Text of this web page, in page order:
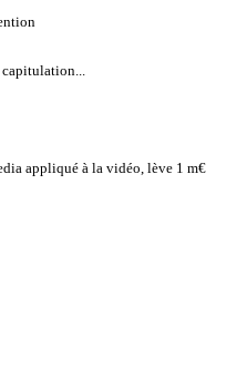
appliqué à la vidéo, lève 1 m€